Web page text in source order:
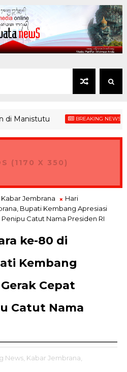
BREAKING NEWS
(1170 X 350)
Kabar Jembrana
Hari
Bupati Kembang Apresiasi
Catut Nama Presiden RI
ke-80 di
Kembang
Cepat
Catut Nama
News, Kabar Jembrana,